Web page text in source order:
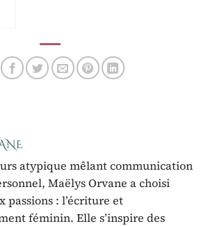
atypique mêlant communication
Maëlys Orvane a choisi
passions : l’écriture et
féminin. Elle s’inspire des